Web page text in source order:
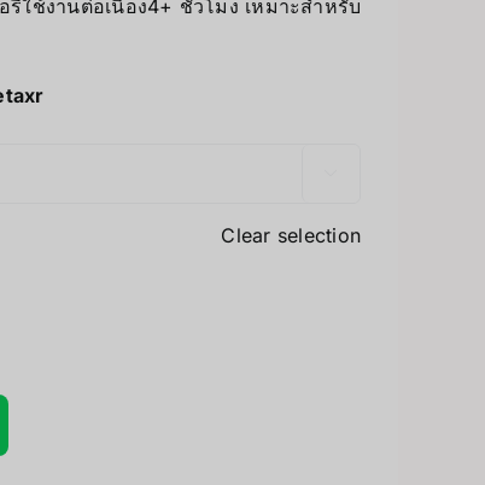
ใช้งานต่อเนื่อง4+ ชั่วโมง เหมาะสำหรับ
Clear selection